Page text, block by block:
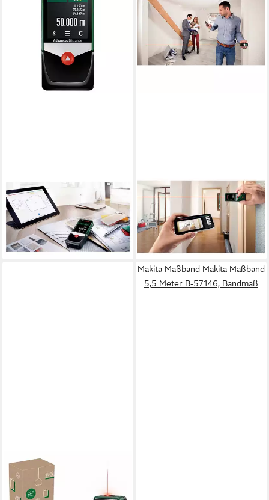
Laser-
EntfernungsmessereCommerce-
Karton 06036722Z0,
Bluetooth, Touchscreen
88,94 €
lieferbar - in 3-4 Werktagen bei dir
Laser-
Karton 06036721Z0,
Bluetooth
76,94 €
lieferbar - in 3-4 Werktagen bei dir
Makita Maßband Makita Maßband
5,5 Meter B-57146, Bandmaß